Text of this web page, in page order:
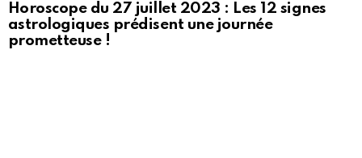
Horoscope du 27 juillet 2023 : Les 12 signes
astrologiques prédisent une journée
prometteuse !